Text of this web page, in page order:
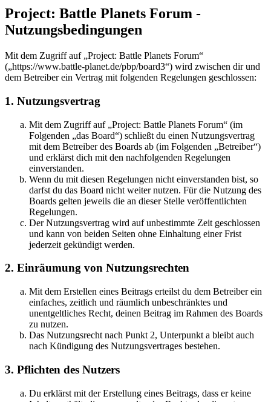
Project: Battle Planets Forum -
Nutzungsbedingungen
Mit dem Zugriff auf „Project: Battle Planets Forum“
(„https://www.battle-planet.de/pbp/board3“) wird zwischen dir und
dem Betreiber ein Vertrag mit folgenden Regelungen geschlossen:
1. Nutzungsvertrag
Mit dem Zugriff auf „Project: Battle Planets Forum“ (im
Folgenden „das Board“) schließt du einen Nutzungsvertrag
mit dem Betreiber des Boards ab (im Folgenden „Betreiber“)
und erklärst dich mit den nachfolgenden Regelungen
einverstanden.
Wenn du mit diesen Regelungen nicht einverstanden bist, so
darfst du das Board nicht weiter nutzen. Für die Nutzung des
Boards gelten jeweils die an dieser Stelle veröffentlichten
Regelungen.
Der Nutzungsvertrag wird auf unbestimmte Zeit geschlossen
und kann von beiden Seiten ohne Einhaltung einer Frist
jederzeit gekündigt werden.
2. Einräumung von Nutzungsrechten
Mit dem Erstellen eines Beitrags erteilst du dem Betreiber ein
einfaches, zeitlich und räumlich unbeschränktes und
unentgeltliches Recht, deinen Beitrag im Rahmen des Boards
zu nutzen.
Das Nutzungsrecht nach Punkt 2, Unterpunkt a bleibt auch
nach Kündigung des Nutzungsvertrages bestehen.
3. Pflichten des Nutzers
Du erklärst mit der Erstellung eines Beitrags, dass er keine